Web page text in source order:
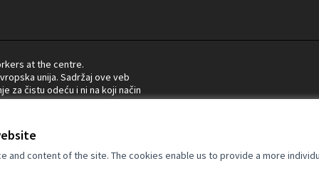
content of the site. The cookies enable us to provide a more
at the centre.
unija. Sadržaj ove veb
za čistu odeću i ni na koji način
unije ili Evropske